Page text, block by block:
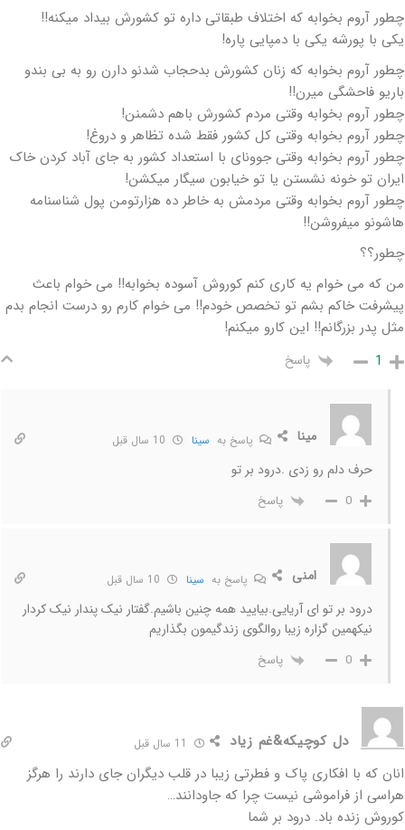
چطور آروم بخوابه که اختلاف طبقاتی داره تو کشورش بیداد میکنه!!
یکی با پورشه یکی با دمپایی پاره!
چطور آروم بخوابه که زنان کشورش بدحجاب شدنو دارن رو به بی بندو
باریو فاحشگی میرن!!
چطور آروم بخوابه وقتی مردم کشورش باهم دشمنن!
چطور آروم بخوابه وقتی کل کشور فقط شده تظاهر و دروغ!
چطور آروم بخوابه وقتی جوونای با استعداد کشور به جای آباد کردن خاک
ایران تو خونه نشستن یا تو خیابون سیگار میکشن!
چطور آروم بخوابه وقتی مردمش به خاطر ده هزارتومن پول شناسنامه
هاشونو میفروشن!!
چطور؟؟
من که می خوام یه کاری کنم کوروش آسوده بخوابه!! می خوام باعث
پیشرفت خاکم بشم تو تخصص خودم!! می خوام کارم رو درست انجام بدم
مثل پدر بزرگانم!! این کارو میکنم!
1 پاسخ
مینا پاسخ به سینا
حرف دلم رو زدی .درود بر تو
0 پاسخ
امنی پاسخ به سینا
درود بر تو ای آریایی.بیایید همه چنین باشیم.گفتار نیک پندار نیک کردار
نیکهمین گزاره زیبا روالگوی زندگیمون بگذاریم
0 پاسخ
دل کوچیکه&غم زیاد
انان که با افکاری پاک و فطرتی زیبا در قلب دیگران جای دارند را هرگز
هراسی از فراموشی نیست چرا که جاودانند…
کوروش زنده باد. درود بر شما